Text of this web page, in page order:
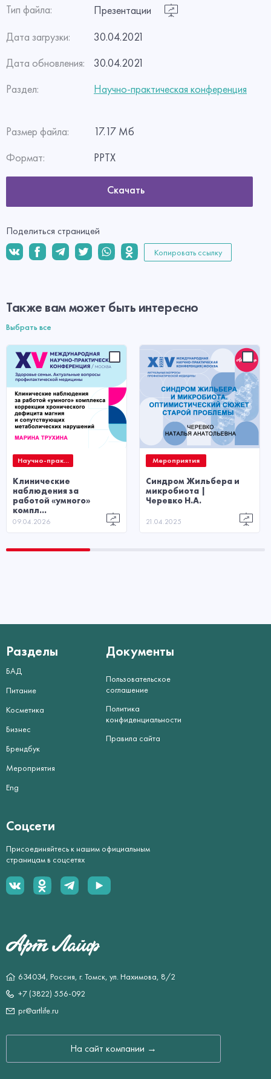
Тип файла:
Презентации
Дата загрузки:
30.04.2021
Дата обновления:
30.04.2021
Раздел:
Научно-практическая конференция
Размер файла:
17.17 Мб
Формат:
PPTX
Скачать
Поделиться страницей
Копировать ссылку
Также вам может быть интересно
Выбрать все
Научно-прак...
Клинические
наблюдения за
работой «умного»
компл...
09.04.2026
Мероприятия
Синдром Жильбера и
микробиота |
Черевко Н.А.
21.04.2025
634034, Россия, г. Томск, ул. Нахимова, 8/2
+7 (3822) 556-092
pr@artlife.ru
На сайт компании →
Разделы
БАД
Питание
Косметика
Бизнес
Брендбук
Мероприятия
Eng
Документы
Пользовательское
соглашение
Политика
конфиденциальности
Правила сайта
Соцсети
Присоединяйтесь к нашим официальным
страницам в соцсетях